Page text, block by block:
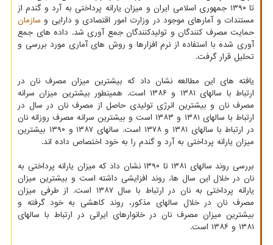
تا ۱۳۹۰ جمهوری اسلامی ایران و میزان یارانه پرداختی به آرد و گندم از
مستندات و آمارهای موجود در وزارت امور اقتصادی و دارایی و سازمان
حمایت مصرف کنندگان و تولیدکنندگان جمع آوری شد. داده های جمع
آوری شده با استفاده از نرم افزارها و روش های آماری مورد بررسی و
تحلیل قرار گرفت.
یافته های این مطالعه نشان داد که بیشترین میزان مصرف نان در
ارتباط با سالهای ۱۳۸۱ و ۱۳۸۶ است. همینطور بیشترین میزان سرانه
مصرف نان و بیشترین انرژی تولیدی حاصل از مصرف نان در سال در
ارتباط با سالهای ۱۳۸۱ و ۱۳۸۳ است و بیشترین سرانه مصرف روزانه نان
در ارتباط با سالهای ۱۳۸۱ و ۱۳۷۸ است. سالهای ۱۳۸۷ و ۱۳۹۰ بیشترین
میزان یارانه پرداختی به آرد و گندم را به خود اختصاص داده اند.
بررسی روند سالهای ۱۳۸۱ تا ۱۳۹۰ نشان داد که میزان یارانه پرداختی به
نان در خلال این سال ها، روند افزایشی داشته است و بیشترین میزان
یارانه پرداختی به نان در ارتباط با سال ۱۳۸۷ است. از طرفی میزان
مصرف نان در خلال سالهای مذکور، روند کاهشی به خود گرفته و
بیشترین میزان مصرف نان در خانوارهای ایرانی در ارتباط با سالهای
۱۳۸۱ و ۱۳۸۶ است.